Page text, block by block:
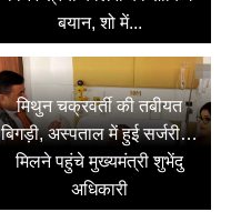
बयान, शो में...
मिथुन चक्रवर्ती की तबीयत
बिगड़ी, अस्पताल में हुई सर्जरी…
मिलने पहुंचे मुख्यमंत्री शुभेंदु
अधिकारी